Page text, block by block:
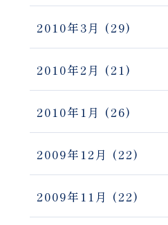
2010年3月 (29)
2010年2月 (21)
2010年1月 (26)
2009年12月 (22)
2009年11月 (22)